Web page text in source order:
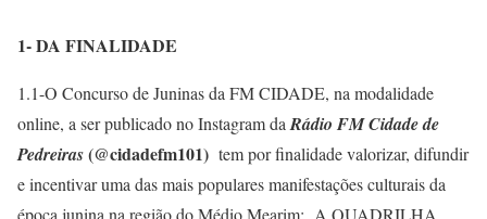
1- DA FINALIDADE
1.1-O Concurso de Juninas da FM CIDADE, na modalidade
online, a ser publicado no Instagram da Rádio FM Cidade de
Pedreiras(@cidadefm101) tem por finalidade valorizar, difundir
e incentivar uma das mais populares manifestações culturais da
época junina na região do Médio Mearim: A QUADRILHA